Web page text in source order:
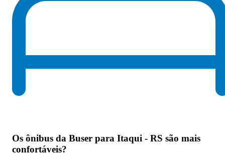
Os ônibus da Buser para Itaqui - RS são mais
confortáveis?